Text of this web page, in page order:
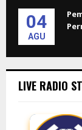
04
AGU
LIVE RADIO